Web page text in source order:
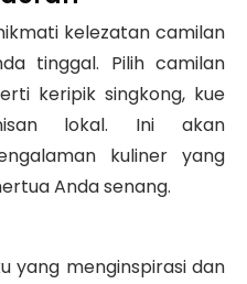
kelezatan camilan
tinggal. Pilih camilan
keripik singkong, kue
lokal. Ini akan
kuliner yang
Anda senang.
yang menginspirasi dan